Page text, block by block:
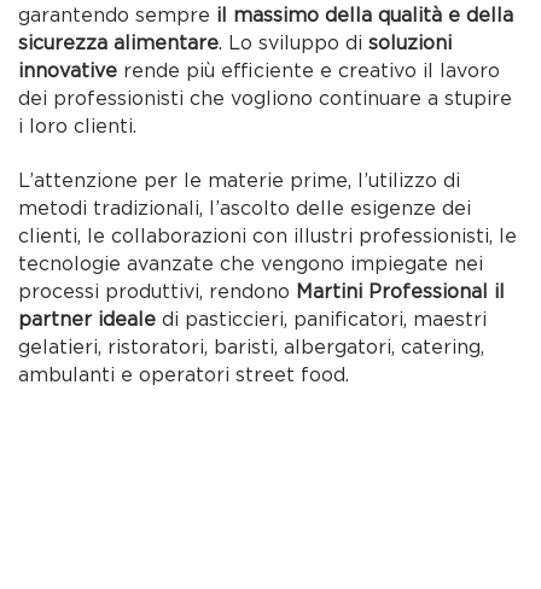
garantendo sempre il massimo della qualità e della
sicurezza alimentare. Lo sviluppo disoluzioni
innovative rende più efficiente e creativo il lavoro
dei professionisti che vogliono continuare a stupire
i loro clienti.
L’attenzione per le materie prime, l’utilizzo di
metodi tradizionali, l’ascolto delle esigenze dei
clienti, le collaborazioni con illustri professionisti, le
tecnologie avanzate che vengono impiegate nei
processi produttivi, rendono Martini Professional il
partner ideale di pasticcieri, panificatori, maestri
gelatieri, ristoratori, baristi, albergatori, catering,
ambulanti e operatori street food.